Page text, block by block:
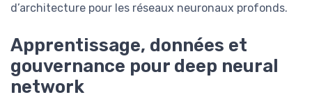
d’architecture pour les réseaux neuronaux profonds.
Apprentissage, données et
gouvernance pour deep neural
network